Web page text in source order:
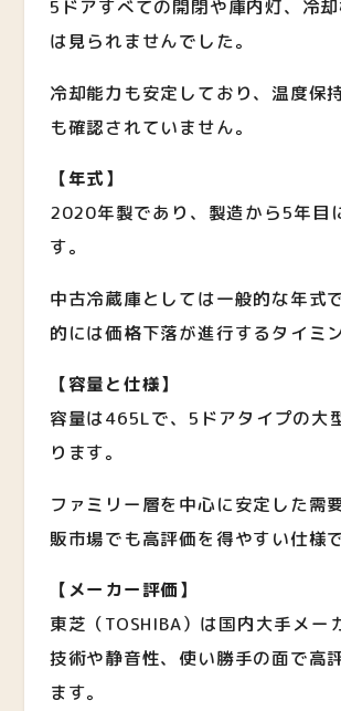
5ドアすべての開閉や庫内灯、冷
は見られませんでした。
冷却能力も安定しており、温度保
も確認されていません。
【年式】
2020年製であり、製造から5年目
す。
中古冷蔵庫としては一般的な年式
的には価格下落が進行するタイミ
【容量と仕様】
容量は465Lで、5ドアタイプの大
ります。
ファミリー層を中心に安定した需
販市場でも高評価を得やすい仕様で
【メーカー評価】
東芝（TOSHIBA）は国内大手メー
技術や静音性、使い勝手の面で高
ます。